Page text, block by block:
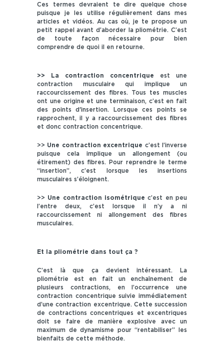
Ces termes devraient te dire quelque chose
puisque je les utilise régulièrement dans mes
articles et vidéos. Au cas où, je te propose un
petit rappel avant d’aborder la pliométrie. C’est
de toute façon nécessaire pour bien
comprendre de quoi il en retourne.
>> La contraction concentrique est une
contraction musculaire qui implique un
raccourcissement des fibres. Tous tes muscles
ont une origine et une terminaison, c’est en fait
des points d'insertion. Lorsque ces points se
rapprochent, il y a raccourcissement des fibres
et donc contraction concentrique.
>> Une contraction excentrique c’est l’inverse
puisque cela implique un allongement (ou
étirement) des fibres. Pour reprendre le terme
“insertion”, c’est lorsque les insertions
musculaires s’éloignent.
>> Une contraction isométrique c’est en peu
l’entre deux, c’est lorsque il n’y a ni
raccourcissement ni allongement des fibres
musculaires.
Et la pliométrie dans tout ça ?
C’est là que ça devient intéressant. La
pliométrie est en fait un enchaînement de
plusieurs contractions, en l’occurrence une
contraction concentrique suivie immédiatement
d’une contraction excentrique. Cette succession
de contractions concentriques et excentriques
doit se faire de manière explosive avec un
maximum de dynamisme pour “rentabiliser” les
bienfaits de cette méthode.